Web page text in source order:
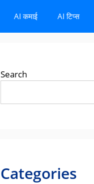
AI कमाई AI टिप्स
Search
Categories